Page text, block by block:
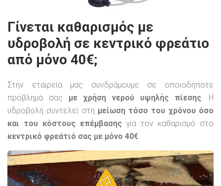
Γίνεται καθαρισμός με
υδροβολή σε κεντρικό φρεάτιο
από μόνο 40€;
Στην εταιρεία μας συνδράμουμε σε οποιοδήποτε
πρόβλημά σας με χρήση νερού υψηλής πίεσης. Η
υδροβολή συντελεί στη μείωση τόσο του χρόνου όσο
και του κόστους επέμβασης για τον καθαρισμό στο
κεντρικό φρεάτιό σας με μόνο 40€.